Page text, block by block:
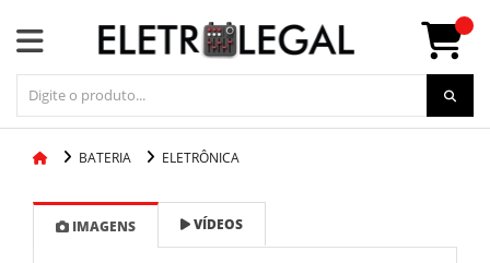
BATERIA ELETRÔNICA
IMAGENS VÍDEOS